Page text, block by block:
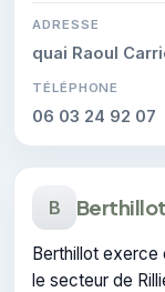
ADRESSE
quai Raoul
TÉLÉPHONE
06 03 24 92 07
B Berthillot
Berthillot exerce
le secteur de